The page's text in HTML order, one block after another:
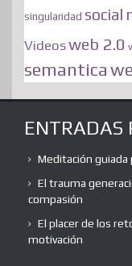
singularidad social
Videosweb 2.0
semantica
ENTRADAS
Meditación guiada
El trauma
compasión
El placer de los
motivación